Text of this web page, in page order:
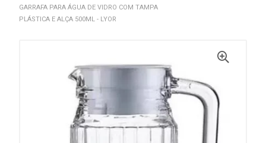
GARRAFA PARA ÁGUA DE VIDRO COM TAMPA
PLÁSTICA E ALÇA 500ML - LYOR